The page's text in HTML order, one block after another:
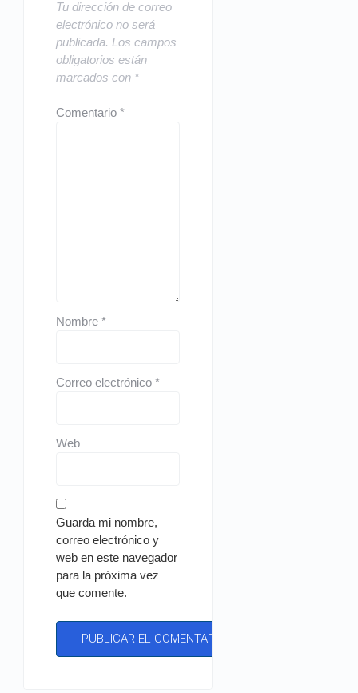
Tu dirección de correo
electrónico no será
publicada. Los campos
obligatorios están
marcados con *
Comentario*
Nombre*
Correo electrónico*
Web
Guarda mi nombre,
correo electrónico y
web en este navegador
para la próxima vez
que comente.